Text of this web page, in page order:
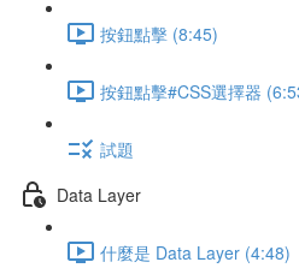
按鈕點擊 (8:45)
按鈕點擊#CSS選擇器
試題
Data Layer
什麼是 Data Layer (4:48)